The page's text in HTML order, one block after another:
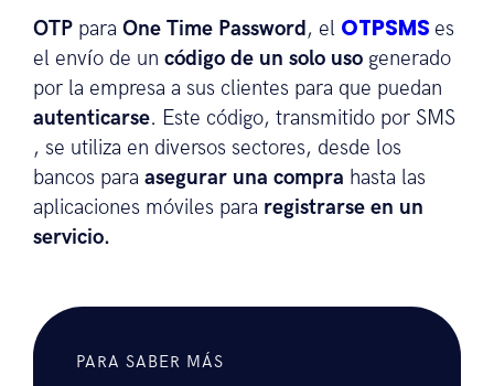
OTP para One Time Password, el OTPSMS es
el envío de un código de un solo uso generado
por la empresa a sus clientes para que puedan
autenticarse. Este código, transmitido por SMS
, se utiliza en diversos sectores, desde los
bancos para asegurar una compra hasta las
aplicaciones móviles para registrarse en un
servicio.
PARA SABER MÁS